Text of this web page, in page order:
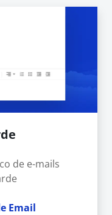
de e-mails
Email